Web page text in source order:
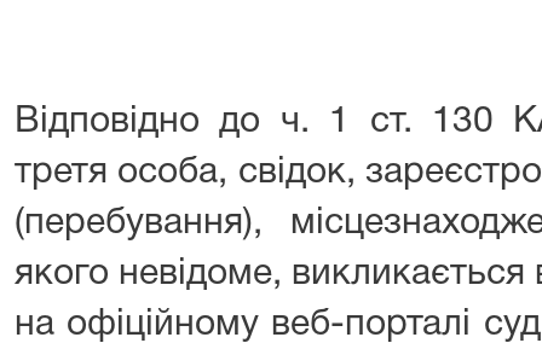
Відповідно до ч. 1 ст. 130
третя особа, свідок,
(перебування),
якого невідоме,
на офіційному веб-порталі